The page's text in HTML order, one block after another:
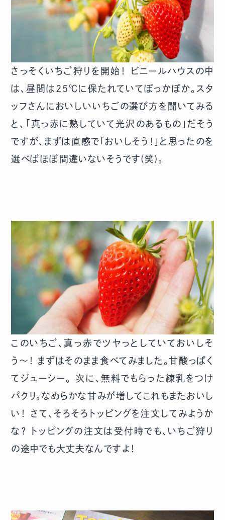
さっそくいちご狩りを開始！ ビニールハウスの中
は、昼間は25℃に保たれていてぽっかぽか。スタ
ッフさんにおいしいいちごの選び方を聞いてみる
と、「真っ赤に熟していて光沢のあるもの」だそう
ですが、まずは直感で「おいしそう！」と思ったのを
選べばほぼ間違いないそうです(笑)。
このいちご、真っ赤でツヤっとしていておいしそ
う〜！ まずはそのまま食べてみました。甘酸っぱく
てジューシー。 次に、無料でもらった練乳をつけ
パクリ。なめらかな甘みが増してこれもまたおいし
い！ さて、そろそろトッピングを注文してみようか
な？ トッピングの注文は受付時でも、いちご狩り
の途中でも大丈夫なんですよ！